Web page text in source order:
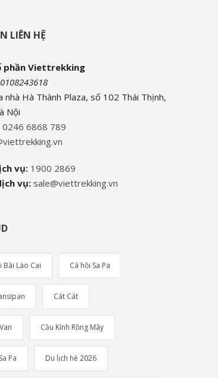
LIÊN HỆ
phần Viettrekking
nhà Hà Thành Plaza, số 102 Thái Thịnh,
Nội
0246 6868 789
vụ: 1900 2869
vụ: sale@viettrekking.vn
Bài Lào Cai Cá hồi Sa Pa
Cát Cát
Cầu Kính Rồng Mây
Pa Du lịch hè 2026